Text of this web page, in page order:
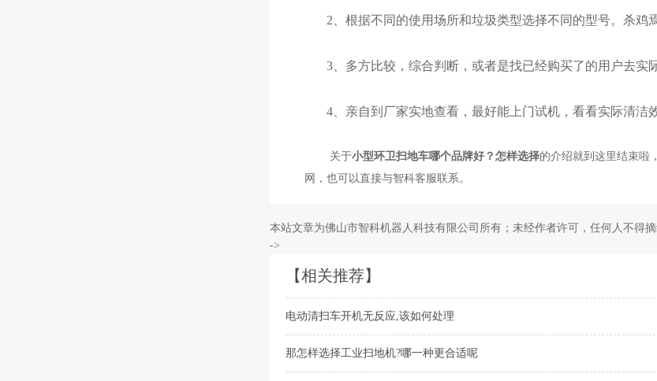
2、根据不同的使用场所和垃圾类型选择不同的型号。杀鸡
3、多方比较，综合判断，或者是找已经购买了的用户去实
4、亲自到厂家实地查看，最好能上门试机，看看实际清洁
关于小型环卫扫地车哪个品牌好？怎样选择的介绍就到这里结束啦
网，也可以直接与智科客服联系。
本站文章为佛山市智科机器人科技有限公司所有；未经作者许可，任何人不得
->
【相关推荐】
电动清扫车开机无反应,该如何处理
那怎样选择工业扫地机?哪一种更合适呢